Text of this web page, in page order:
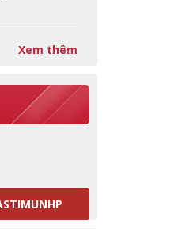
Xem thêm